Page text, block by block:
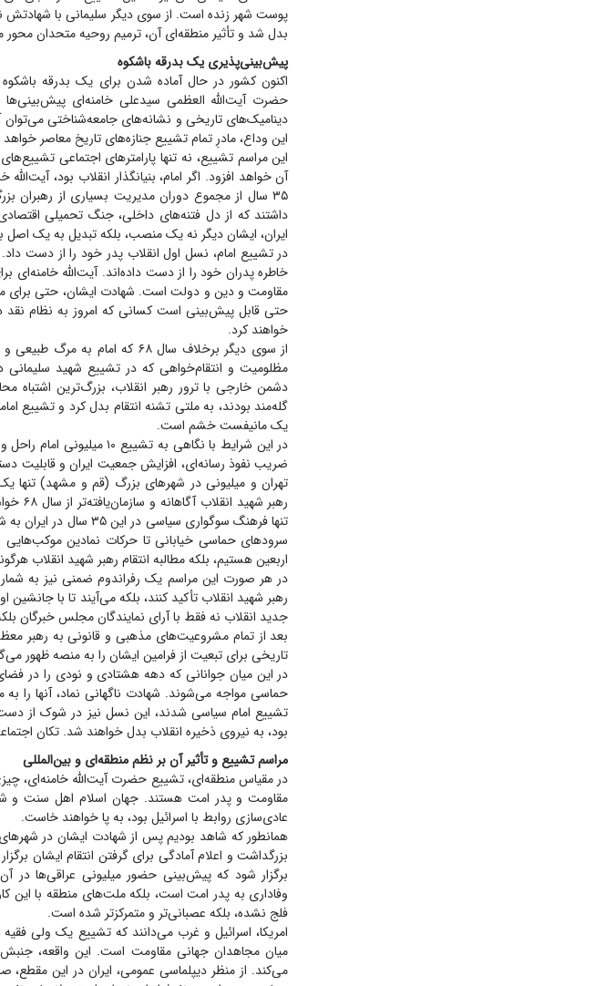
پوست شهر زنده است. از سوی دیگر سلیمانی با شهادتش
بدل شد و تأثیر منطقه‌ای آن، ترمیم روحیه متحدان محور
پیش‌بینی‌پذیری یک بدرقه باشکوه
اکنون کشور در حال آماده شدن برای یک بدرقه
حضرت آیت‌الله العظمی سیدعلی خامنه‌ای
دینامیک‌های تاریخی و نشانه‌های جامعه‌شناختی
این وداع، مادرِ تمام تشییع جنازه‌های تاریخ معاصر خواهد
این مراسم تشییع، نه تنها پارامتر‌های اجتماعی
آن خواهد افزود. اگر امام، بنیانگذار انقلاب بود،
۳۵ سال از مجموع دوران مدیریت بسیاری از رهبران
داشتند که از دل فتنه‌های داخلی، جنگ تحمیلی
ایران، ایشان دیگر نه یک منصب، بلکه تبدیل به یک
در تشییع امام، نسل اول انقلاب پدر خود را از دست
خاطره پدران خود را از دست داده‌اند. آیت‌الله
مقاومت و دین و دولت است. شهادت ایشان، حتی برای
حتی قابل پیش‌بینی است کسانی که امروز به نظام نقد
خواهند کرد.
از سوی دیگر برخلاف سال ۶۸ که
دشمن خارجی با ترور رهبر انقلاب، بزرگ‌ترین اشتباه
گله‌مند بودند، به ملتی تشنه انتقام بدل کرد و تشییع
یک مانیفست خشم است.
تهران و میلیونی در شهر‌های بزرگ (قم و مشهد) تنها
رهبر
تنها فرهنگ سوگواری
سرود‌های حماسی خیابانی تا حرکات نمادین موکب‌هایی
اربعین هستیم، بلکه مطالبه انتقام رهبر شهید انقلاب
در هر صورت این مراسم یک رفراندوم ضمنی نیز به شمار
رهبر شهید انقلاب تأکید کنند، بلکه می‌آیند تا با
جدید انقلاب نه فقط با آرای نمایندگان مجلس خبرگان
بعد از تمام مشروعیت‌های مذهبی و قانونی به رهبر
تاریخی برای تبعیت از فرامین ایشان را به منصه ظهور
در این میان جوانانی که دهه هشتادی و نودی را در فضای
حماسی مواجه می‌شوند. شهادت ناگهانی نماد، آنها را
تشییع امام سیاسی شدند، این نسل نیز در شوک از
بود، به نیروی ذخیره انقلاب بدل خواهند شد. تکان
مراسم تشییع و تأثیر آن بر نظم منطقه‌ای و بین‌المللی
در مقیاس منطقه‌ای، تشییع حضرت آیت‌الله خامنه‌ای،
مقاومت و پدر امت هستند. جهان اسلام اهل سنت و
عادی‌سازی روابط با اسرائیل بود، به پا خواهند خاست.
همانطور که شاهد بودیم پس از شهادت ایشان در
بزرگداشت و اعلام آمادگی برای گرفتن انتقام ایشان
برگزار شود که پیش‌بینی حضور میلیونی عراقی‌ها
وفاداری به پدر امت است، بلکه ملت‌های منطقه با این
فلج نشده، بلکه عصبانی‌تر و متمرکزتر شده است.
امریکا، اسرائیل و غرب می‌دانند که تشییع یک ولی
میان مجاهدان جهانی مقاومت است. این واقعه،
می‌کند. از منظر دیپلماسی عمومی، ایران در این